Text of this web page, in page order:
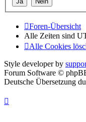
Foren-Übersicht
Alle Zeiten sind
Alle Cookies
Style developer by
Forum Software ©
Deutsche Übersetzung